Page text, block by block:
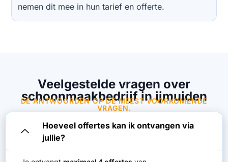
nemen dit mee in hun tarief en offerte.
Veelgestelde vragen over
schoonmaakbedrijf in ijmuiden
DE ANTWOORDEN OP DE MEEST VOORKOMENDE
VRAGEN.
Hoeveel offertes kan ik ontvangen via
jullie?